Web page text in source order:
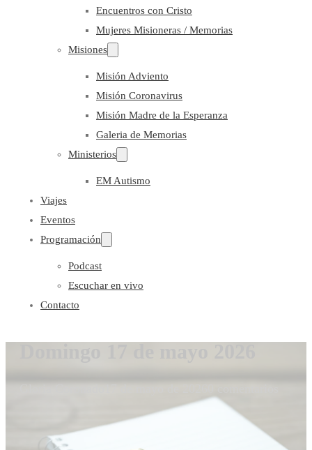
Encuentros con Cristo
Mujeres Misioneras / Memorias
Misiones
Misión Adviento
Misión Coronavirus
Misión Madre de la Esperanza
Galeria de Memorias
Ministerios
EM Autismo
Viajes
Eventos
Programación
Podcast
Escuchar en vivo
Contacto